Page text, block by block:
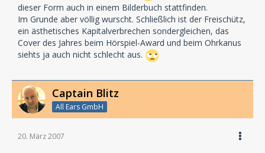
dieser Form auch in einem Bilderbuch stattfinden.
Im Grunde aber völlig wurscht. Schließlich ist der Freischütz,
ein ästhetisches Kapitalverbrechen sondergleichen, das
Cover des Jahres beim Hörspiel-Award und beim Ohrkanus
siehts ja auch nicht schlecht aus.
Captain Blitz
All Ears GmbH
20. März 2007